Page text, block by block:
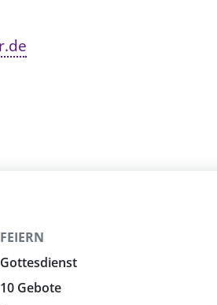
FEIERN
Gottesdienst
10 Gebote